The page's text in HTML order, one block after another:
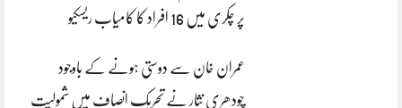
پر چکری میں 16 افراد کا کامیاب ریسکیو
عمران خان سے دوستی ہونے کے باوجود
چودھری نثار نے تحریک انصاف میں شمولیت